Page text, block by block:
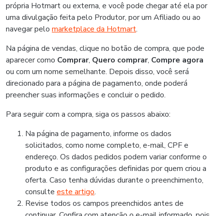
própria Hotmart ou externa, e você pode chegar até ela por
uma divulgação feita pelo Produtor, por um Afiliado ou ao
navegar pelo marketplace da Hotmart.
Na página de vendas, clique no botão de compra, que pode
aparecer como Comprar, Quero comprar, Compre agora
ou com um nome semelhante. Depois disso, você será
direcionado para a página de pagamento, onde poderá
preencher suas informações e concluir o pedido.
Para seguir com a compra, siga os passos abaixo:
Na página de pagamento, informe os dados
solicitados, como nome completo, e-mail, CPF e
endereço. Os dados pedidos podem variar conforme o
produto e as configurações definidas por quem criou a
oferta. Caso tenha dúvidas durante o preenchimento,
consulte este artigo.
Revise todos os campos preenchidos antes de